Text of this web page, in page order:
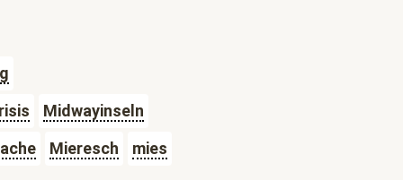
Midwayinseln
Mieresch mies